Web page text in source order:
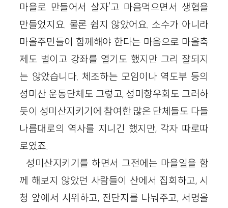
마을로 만들어서 살자’고 마음먹으면서 생협을
만들었지요. 물론 쉽지 않았어요. 소수가 아니라
마을주민들이 함께해야 한다는 마음으로 마을축
제도 벌이고 강좌를 열기도 했지만 그리 잘되지
는 않았습니다. 체조하는 모임이나 역도부 등의
성미산 운동단체도 그렇고, 성미향우회도 그러하
듯이 성미산지키기에 참여한 많은 단체들도 다들
나름대로의 역사를 지니긴 했지만, 각자 따로따
로였죠.
성미산지키기를 하면서 그전에는 마을일을 함
께 해보지 않았던 사람들이 산에서 집회하고, 시
청 앞에서 시위하고, 전단지를 나눠주고, 서명을